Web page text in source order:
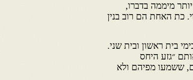
מיממה בדברו,
כת האחת הם רוב בנין
בית ראשון ובית שני.
״גזע היחס
ששמעו מפיהם ולא